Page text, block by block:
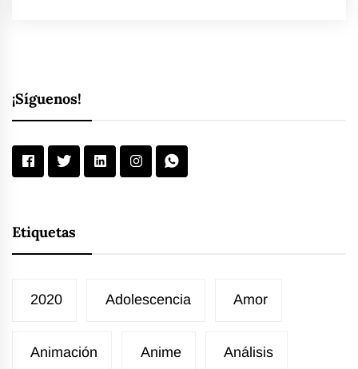
¡Síguenos!
Etiquetas
2020 Adolescencia Amor
Animación Anime Análisis